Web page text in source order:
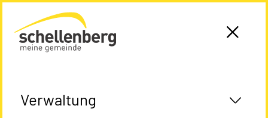
Gemeinde Schellenberg Startseite
Verwaltung